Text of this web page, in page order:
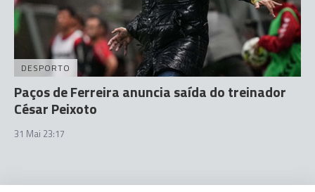
DESPORTO
Paços de Ferreira anuncia saída do treinador
César Peixoto
31 Mai 23:17